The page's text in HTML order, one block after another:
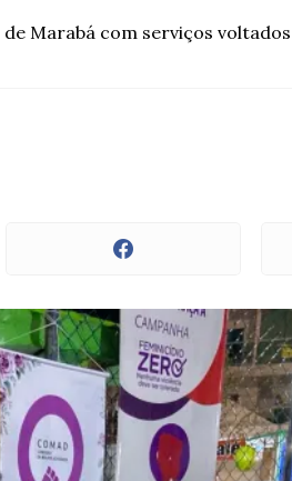
Marabá com serviços